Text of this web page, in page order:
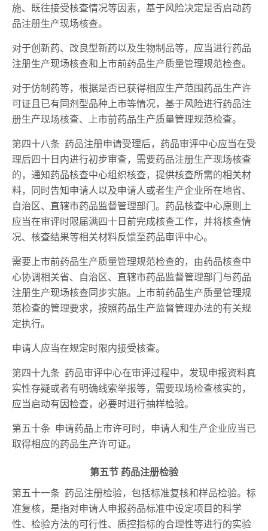
施、既往接受核查情况等因素，基于风险决定是否启动药
品注册生产现场核查。
对于创新药、改良型新药以及生物制品等，应当进行药品
注册生产现场核查和上市前药品生产质量管理规范检查。
对于仿制药等，根据是否已获得相应生产范围药品生产许
可证且已有同剂型品种上市等情况，基于风险进行药品注
册生产现场核查、上市前药品生产质量管理规范检查。
第四十八条 药品注册申请受理后，药品审评中心应当在受
理后四十日内进行初步审查，需要药品注册生产现场核查
的，通知药品核查中心组织核查，提供核查所需的相关材
料，同时告知申请人以及申请人或者生产企业所在地省、
自治区、直辖市药品监督管理部门。药品核查中心原则上
应当在审评时限届满四十日前完成核查工作，并将核查情
况、核查结果等相关材料反馈至药品审评中心。
需要上市前药品生产质量管理规范检查的，由药品核查中
心协调相关省、自治区、直辖市药品监督管理部门与药品
注册生产现场核查同步实施。上市前药品生产质量管理规
范检查的管理要求，按照药品生产监督管理办法的有关规
定执行。
申请人应当在规定时限内接受核查。
第四十九条 药品审评中心在审评过程中，发现申报资料真
实性存疑或者有明确线索举报等，需要现场检查核实的，
应当启动有因检查，必要时进行抽样检验。
第五十条 申请药品上市许可时，申请人和生产企业应当已
取得相应的药品生产许可证。
第五节 药品注册检验
第五十一条 药品注册检验，包括标准复核和样品检验。标
准复核，是指对申请人申报药品标准中设定项目的科学
性、检验方法的可行性、质控指标的合理性等进行的实验